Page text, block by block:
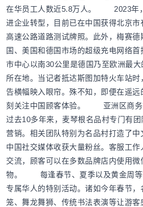
在华员工人数近5.8万人。 2023年
进企业转型，目前已在中国获得北京
高速公路道路测试牌照。此外，梅赛德
国、美国和德国市场的超级充电网
市中心以南30公里是德国乃至欧洲最
所在地。当记者抵达斯图加特火车站
告横幅映入眼帘。殊不知，即便在遥
刻关注中国顾客体验。 亚洲区商务
过去10多年来，麦琴根名品村专门有
营销。相关团队特别为名品村打造了
中国社交媒体收获大量粉丝。客服工
交流，顾客可以在多数品牌店内使用
物。 每逢春节、夏季以及黄金周等
专属华人的特别活动。诸如今年春节
笼、舞龙舞狮、传统书法表演等让游